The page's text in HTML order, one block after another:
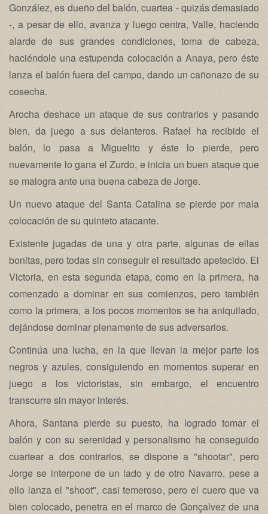
González, es dueño del balón, cuartea - quizás demasiado
-, a pesar de ello, avanza y luego centra, Valle, haciendo
alarde de sus grandes condiciones, toma de cabeza,
haciéndole una estupenda colocación a Anaya, pero éste
lanza el balón fuera del campo, dando un cañonazo de su
cosecha.
Arocha deshace un ataque de sus contrarios y pasando
bien, da juego a sus delanteros. Rafael ha recibido el
balón, lo pasa a Miguelito y éste lo pierde, pero
nuevamente lo gana el Zurdo, e inicia un buen ataque que
se malogra ante una buena cabeza de Jorge.
Un nuevo ataque del Santa Catalina se pierde por mala
colocación de su quinteto atacante.
Existente jugadas de una y otra parte, algunas de ellas
bonitas, pero todas sin conseguir el resultado apetecido. El
Victoria, en esta segunda etapa, como en la primera, ha
comenzado a dominar en sus comienzos, pero también
como la primera, a los pocos momentos se ha aniquilado,
dejándose dominar plenamente de sus adversarios.
Continúa una lucha, en la que llevan la mejor parte los
negros y azules, consiguiendo en momentos superar en
juego a los victoristas, sin embargo, el encuentro
transcurre sin mayor interés.
Ahora, Santana pierde su puesto, ha logrado tomar el
balón y con su serenidad y personalismo ha conseguido
cuartear a dos contrarios, se dispone a "shootar", pero
Jorge se interpone de un lado y de otro Navarro, pese a
ello lanza el "shoot", casi temeroso, pero el cuero que va
bien colocado, penetra en el marco de Gonçalvez de una